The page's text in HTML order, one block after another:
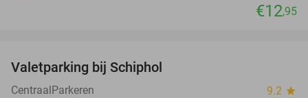
€12,95
Valetparking bij Schiphol
CentraalParkeren 9.2 star